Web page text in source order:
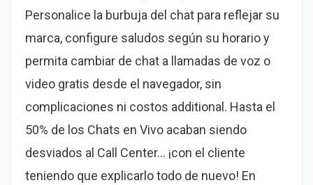
Personalice la burbuja del chat para reflejar su
marca, configure saludos según su horario y
permita cambiar de chat a llamadas de voz o
video gratis desde el navegador, sin
complicaciones ni costos additional. Hasta el
50% de los Chats en Vivo acaban siendo
desviados al Call Center… ¡con el cliente
teniendo que explicarlo todo de nuevo! En